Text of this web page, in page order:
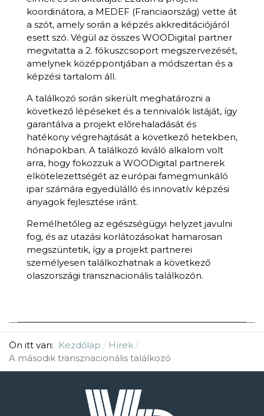
koordinátora, a MEDEF (Franciaország) vette át
a szót, amely során a képzés akkreditációjáról
esett szó. Végül az összes WOODigital partner
megvitatta a 2. fókuszcsoport megszervezését,
amelynek középpontjában a módszertan és a
képzési tartalom áll.
A találkozó során sikerült meghatározni a
következő lépéseket és a tennivalók listáját, így
garantálva a projekt előrehaladását és
hatékony végrehajtását a következő hetekben,
hónapokban. A találkozó kiváló alkalom volt
arra, hogy fokozzuk a WOODigital partnerek
elkötelezettségét az európai famegmunkáló
ipar számára egyedülálló és innovatív képzési
anyagok fejlesztése iránt.
Remélhetőleg az egészségügyi helyzet javulni
fog, és az utazási korlátozásokat hamarosan
megszüntetik, így a projekt partnerei
személyesen találkozhatnak a következő
olaszországi transznacionális találkozón.
Ön itt van: Kezdőlap
Hírek
A második transznacionális találkozó